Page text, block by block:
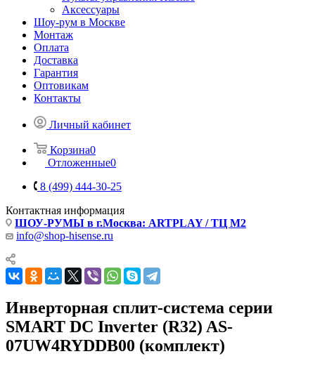
Аксессуары
Шоу-рум в Москве
Монтаж
Оплата
Доставка
Гарантия
Оптовикам
Контакты
Личный кабинет
Корзина0
Отложенные0
8 (499) 444-30-25
Контактная информация
ШОУ-РУМЫ в г.Москва: ARTPLAY / ТЦ М2
info@shop-hisense.ru
Инверторная сплит-система серии
SMART DC Inverter (R32) AS-
07UW4RYDDB00 (комплект)